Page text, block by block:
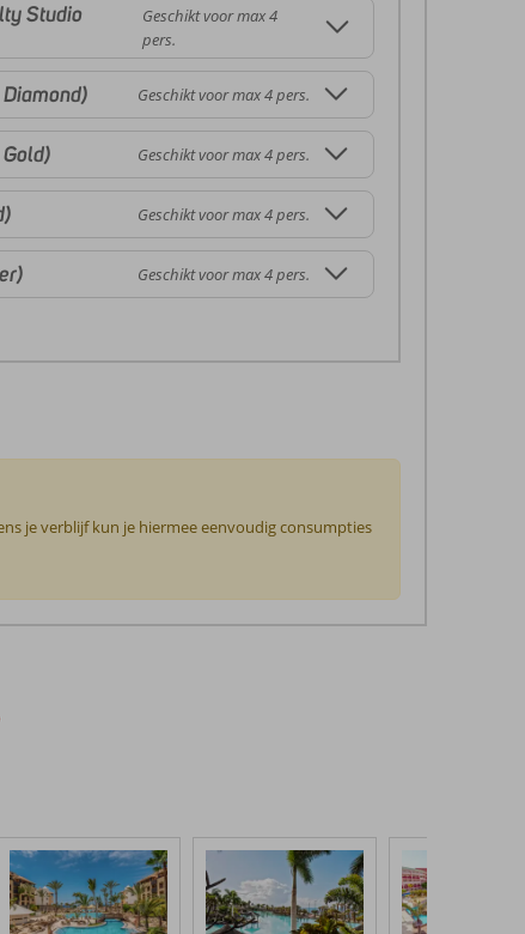
Studio
Geschikt voor max 4
pers.
Geschikt voor max 4 pers.
Geschikt voor max 4 pers.
Geschikt voor max 4 pers.
Geschikt voor max 4 pers.
je verblijf kun je hiermee eenvoudig consumpties